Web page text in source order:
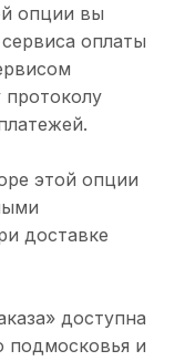
опции вы
оплаты
протоколу
этой опции
доставке
доступна
подмосковья и